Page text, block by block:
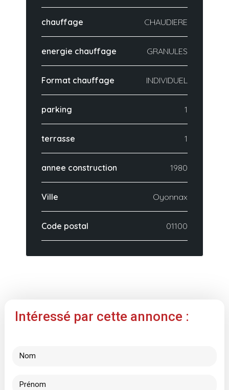
chauffage CHAUDIERE
energie chauffage GRANULES
Format chauffage INDIVIDUEL
parking 1
terrasse 1
annee construction 1980
Ville Oyonnax
Code postal 01100
Intéressé par cette annonce :